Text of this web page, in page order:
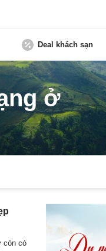
Deal khách sạn
ở
còn có